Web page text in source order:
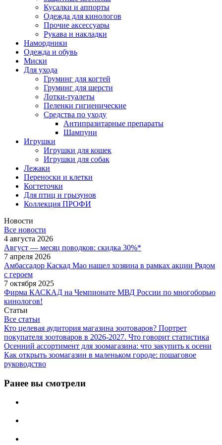
Кусалки и аппорты
Одежда для кинологов
Прочие аксессуары
Рукава и накладки
Намордники
Одежда и обувь
Миски
Для ухода
Груминг для когтей
Груминг для шерсти
Лотки-туалеты
Пеленки гигиенические
Средства по уходу
Антипразитарные препараты
Шампуни
Игрушки
Игрушки для кошек
Игрушки для собак
Лежаки
Переноски и клетки
Когтеточки
Для птиц и грызунов
Коллекция ПРОФИ
Новости
Все новости
4 августа 2026
Август — месяц поводков: скидка 30%*
7 апреля 2026
Амбассадор Каскад Мао нашел хозяина в рамках акции Рядом
с героем
7 октября 2025
Фирма КАСКАД на Чемпионате МВД России по многоборью
кинологов!
Статьи
Все статьи
Кто целевая аудитория магазина зоотоваров? Портрет
покупателя зоотоваров в 2026-2027. Что говорит статистика
Осенний ассортимент для зоомагазина: что закупить к осени
Как открыть зоомагазин в маленьком городе: пошаговое
руководство
Ранее вы смотрели